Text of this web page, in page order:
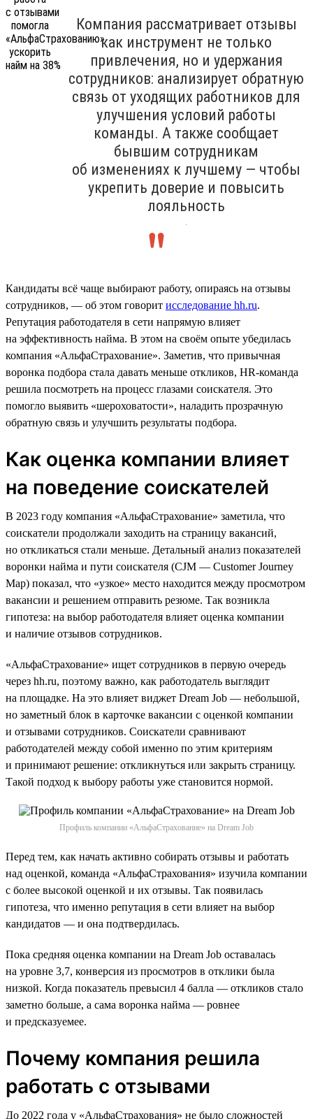
Компания рассматривает отзывы
как инструмент не только
привлечения, но и удержания
сотрудников: анализирует обратную
связь от уходящих работников для
улучшения условий работы
команды. А также сообщает
бывшим сотрудникам
об изменениях к лучшему — чтобы
укрепить доверие и повысить
лояльность
.
Кандидаты всё чаще выбирают работу, опираясь на отзывы
сотрудников, — об этом говорит исследование hh.ru.
Репутация работодателя в сети напрямую влияет
на эффективность найма. В этом на своём опыте убедилась
компания «АльфаСтрахование». Заметив, что привычная
воронка подбора стала давать меньше откликов, HR-команда
решила посмотреть на процесс глазами соискателя. Это
помогло выявить «шероховатости», наладить прозрачную
обратную связь и улучшить результаты подбора.
Как оценка компании влияет
на поведение соискателей
В 2023 году компания «АльфаСтрахование» заметила, что
соискатели продолжали заходить на страницу вакансий,
но откликаться стали меньше. Детальный анализ показателей
воронки найма и пути соискателя (CJM — Customer Journey
Map) показал, что «узкое» место находится между просмотром
вакансии и решением отправить резюме. Так возникла
гипотеза: на выбор работодателя влияет оценка компании
и наличие отзывов сотрудников.
«АльфаСтрахование» ищет сотрудников в первую очередь
через hh.ru, поэтому важно, как работодатель выглядит
на площадке. На это влияет виджет Dream Job — небольшой,
но заметный блок в карточке вакансии с оценкой компании
и отзывами сотрудников. Соискатели сравнивают
работодателей между собой именно по этим критериям
и принимают решение: откликнуться или закрыть страницу.
Такой подход к выбору работы уже становится нормой.
Профиль компании «АльфаСтрахование» на Dream Job
Перед тем, как начать активно собирать отзывы и работать
над оценкой, команда «АльфаСтрахования» изучила компании
с более высокой оценкой и их отзывы. Так появилась
гипотеза, что именно репутация в сети влияет на выбор
кандидатов — и она подтвердилась.
Пока средняя оценка компании на Dream Job оставалась
на уровне 3,7, конверсия из просмотров в отклики была
низкой. Когда показатель превысил 4 балла — откликов стало
заметно больше, а сама воронка найма — ровнее
и предсказуемее.
Почему компания решила
работать с отзывами
До 2022 года у «АльфаСтрахования» не было сложностей